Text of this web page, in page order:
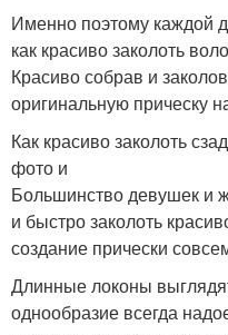
Именно поэтому каждой
как красиво заколоть
Красиво собрав и
оригинальную прическу
Как красиво заколоть
фото и
Большинство девушек и
и быстро заколоть
создание прически
Длинные локоны
однообразие всегда